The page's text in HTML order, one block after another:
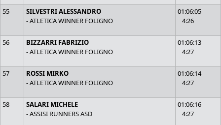
55
SILVESTRI ALESSANDRO
- ATLETICA WINNER FOLIGNO
01:06:05
4:26
56
BIZZARRI FABRIZIO
- ATLETICA WINNER FOLIGNO
01:06:13
4:27
57
ROSSI MIRKO
- ATLETICA WINNER FOLIGNO
01:06:14
4:27
58
SALARI MICHELE
- ASSISI RUNNERS ASD
01:06:16
4:27